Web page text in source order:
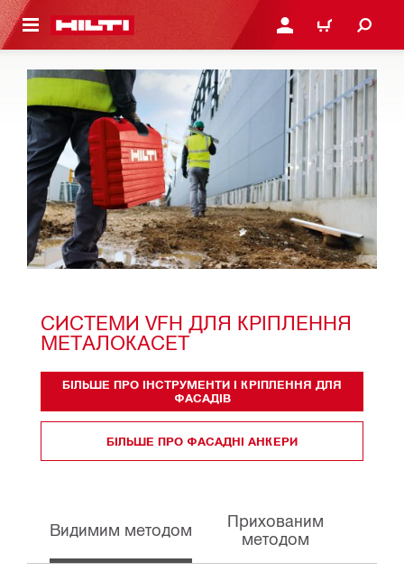
ЗМІСТУ УВІЙТИ АБО
КОШИК
СИСТЕМИ VFH ДЛЯ КРІПЛЕННЯ
МЕТАЛОКАСЕТ
БІЛЬШЕ ПРО ІНСТРУМЕНТИ І КРІПЛЕННЯ ДЛЯ
ФАСАДІВ
БІЛЬШЕ ПРО ФАСАДНІ АНКЕРИ
Видимим методом
Прихованим
методом